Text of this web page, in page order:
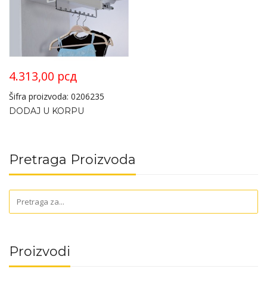
4.313,00 рсд
Šifra proizvoda: 0206235
DODAJ U KORPU
Pretraga Proizvoda
Proizvodi